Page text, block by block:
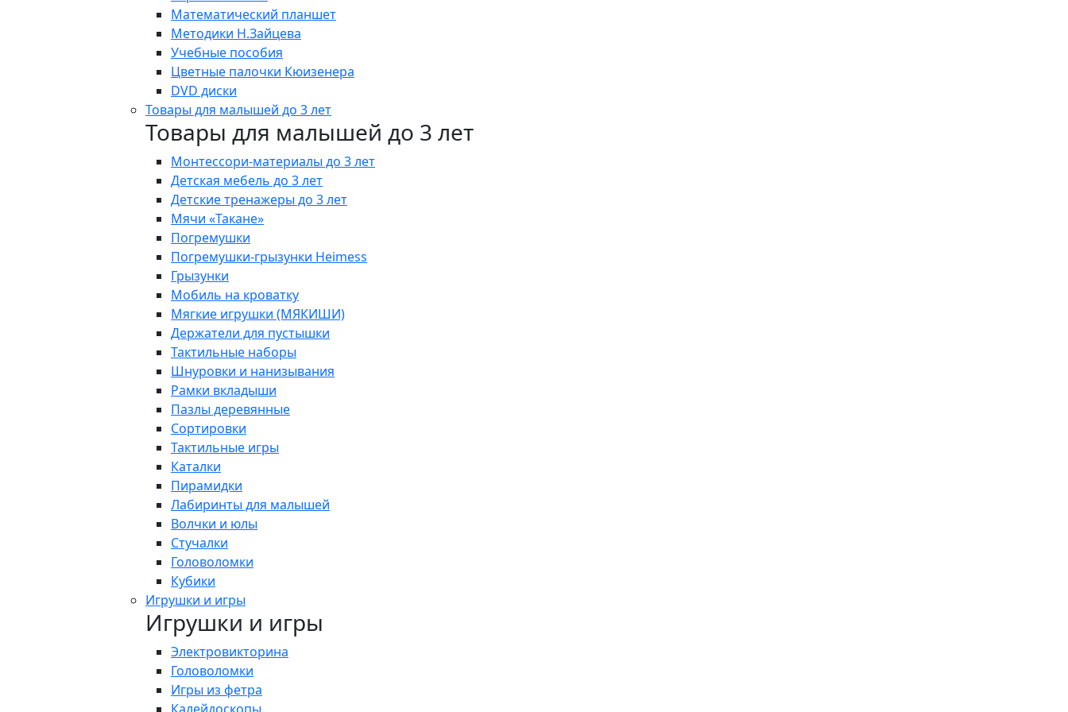
Математический планшет
Методики Н.Зайцева
Учебные пособия
Цветные палочки Кюизенера
DVD диски
Товары для малышей до 3 лет
Товары для малышей до 3 лет
Монтессори-материалы до 3 лет
Детская мебель до 3 лет
Детские тренажеры до 3 лет
Мячи «Такане»
Погремушки
Погремушки-грызунки Heimess
Грызунки
Мобиль на кроватку
Мягкие игрушки (МЯКИШИ)
Держатели для пустышки
Тактильные наборы
Шнуровки и нанизывания
Рамки вкладыши
Пазлы деревянные
Сортировки
Тактильные игры
Каталки
Пирамидки
Лабиринты для малышей
Волчки и юлы
Стучалки
Головоломки
Кубики
Игрушки и игры
Игрушки и игры
Электровикторина
Головоломки
Игры из фетра